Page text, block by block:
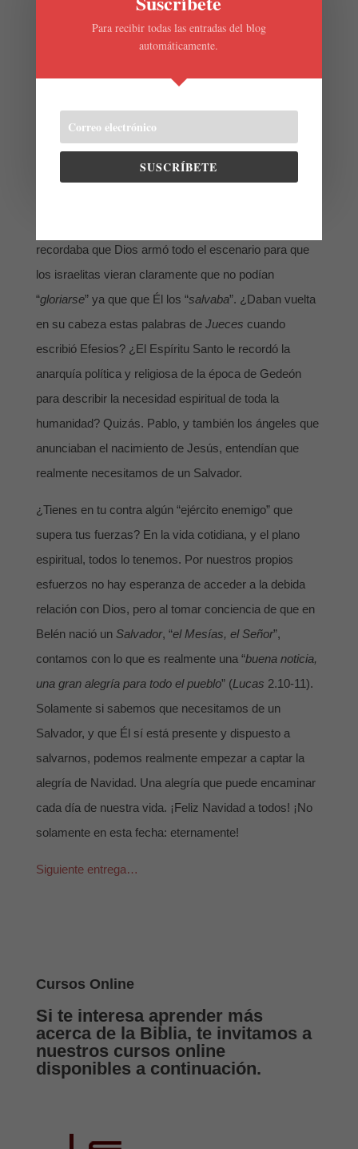
Salvador. Si no entendemos esto, no tenemos fe en la
obra que Dios realizó en la vida, muerte y resurrección
Jesús, la que nos puede salvar. La manera en que
Dios nos salva por la fe en Jesús se explicará en otras
El apóstol Pablo conocía bien la historia de cómo Dios
recordaba que Dios armó todo el escenario para que
los israelitas vieran claramente que no podían
“gloriarse” ya que que Él los “salvaba”. ¿Daban vuelta
en su cabeza estas palabras de Jueces cuando
escribió Efesios? ¿El Espíritu Santo le recordó la
anarquía política y religiosa de la época de Gedeón
para describir la necesidad espiritual de toda la
humanidad? Quizás. Pablo, y también los ángeles que
anunciaban el nacimiento de Jesús, entendían que
realmente necesitamos de un Salvador.
¿Tienes en tu contra algún “ejército enemigo” que
supera tus fuerzas? En la vida cotidiana, y el plano
espiritual, todos lo tenemos. Por nuestros propios
esfuerzos no hay esperanza de acceder a la debida
relación con Dios, pero al tomar conciencia de que en
Belén nació un Salvador, “el Mesías, el Señor”,
contamos con lo que es realmente una “buena noticia,
una gran alegría para todo el pueblo” (Lucas 2.10-11).
Solamente si sabemos que necesitamos de un
Salvador, y que Él sí está presente y dispuesto a
salvarnos, podemos realmente empezar a captar la
alegría de Navidad. Una alegría que puede encaminar
cada día de nuestra vida. ¡Feliz Navidad a todos! ¡No
solamente en esta fecha: eternamente!
Siguiente entrega…
Cursos Online
Si te interesa aprender más
acerca de la Biblia, te invitamos a
nuestros cursos online
disponibles a continuación.
Para recibir todas las entradas del blog
automáticamente.
SUSCRÍBETE